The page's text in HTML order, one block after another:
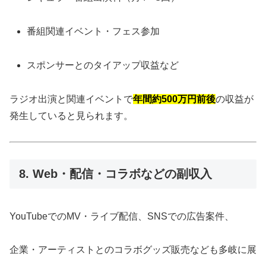
番組関連イベント・フェス参加
スポンサーとのタイアップ収益など
ラジオ出演と関連イベントで年間約500万円前後の収益が
発生していると見られます。
8. Web・配信・コラボなどの副収入
YouTubeでのMV・ライブ配信、SNSでの広告案件、
企業・アーティストとのコラボグッズ販売なども多岐に展